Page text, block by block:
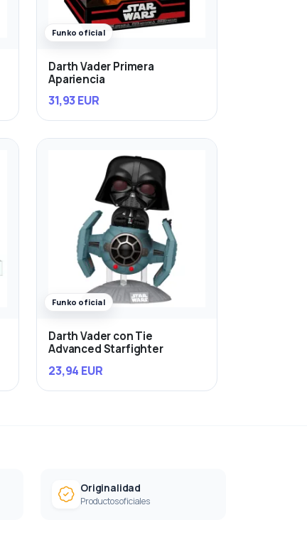
Funko oficial
Darth Vader Primera
Apariencia
31,93 EUR
Funko oficial
Darth Vader con Tie
Advanced Starfighter
23,94 EUR
Originalidad
Productos oficiales